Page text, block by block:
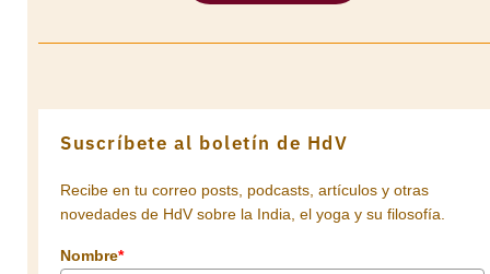
Suscríbete al boletín de HdV
Recibe en tu correo posts, podcasts, artículos y otras
novedades de HdV sobre la India, el yoga y su filosofía.
Nombre*